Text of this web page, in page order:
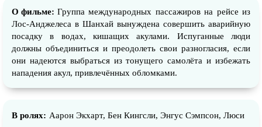
О фильме: Группа международных пассажиров на рейсе из
Лос-Анджелеса в Шанхай вынуждена совершить аварийную
посадку в водах, кишащих акулами. Испуганные люди
должны объединиться и преодолеть свои разногласия, если
они надеются выбраться из тонущего самолёта и избежать
нападения акул, привлечённых обломками.
В ролях: Аарон Экхарт, Бен Кингсли, Энгус Сэмпсон, Люси